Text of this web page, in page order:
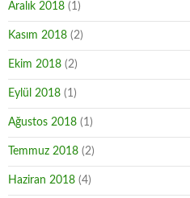
Aralık 2018 (1)
Kasım 2018 (2)
Ekim 2018 (2)
Eylül 2018 (1)
Ağustos 2018 (1)
Temmuz 2018 (2)
Haziran 2018 (4)